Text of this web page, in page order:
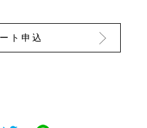
ト申込